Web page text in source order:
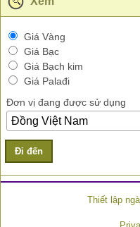
Giá Vàng
Giá Bạc
Giá Bạch kim
Giá Palađi
Đơn vị đang được sử dụng
Đi đến
Thiết lập